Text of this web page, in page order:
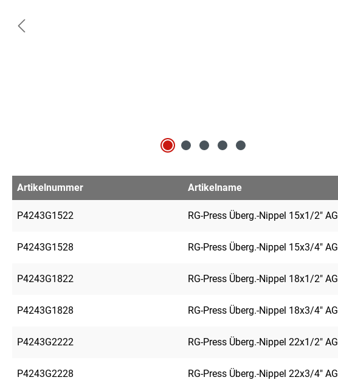
Artikelnummer Artikelname
P4243G1522 RG-Press Überg.-Nippel 15x1/2" AG
P4243G1528 RG-Press Überg.-Nippel 15x3/4" AG
P4243G1822 RG-Press Überg.-Nippel 18x1/2" AG
P4243G1828 RG-Press Überg.-Nippel 18x3/4" AG
P4243G2222 RG-Press Überg.-Nippel 22x1/2" AG
P4243G2228 RG-Press Überg.-Nippel 22x3/4" AG